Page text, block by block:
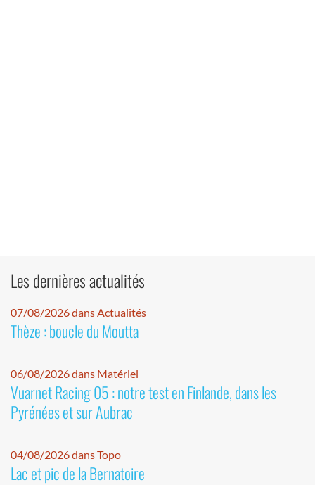
Les dernières actualités
07/08/2026 dans Actualités
Thèze : boucle du Moutta
06/08/2026 dans Matériel
Vuarnet Racing 05 : notre test en Finlande, dans les
Pyrénées et sur Aubrac
04/08/2026 dans Topo
Lac et pic de la Bernatoire